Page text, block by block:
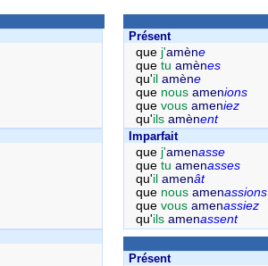
Présent
que j'amène
quetuamènes
qu'ilamène
que nousamenions
quevousameniez
qu'ilsamènent
Imparfait
que j'amenasse
quetuamenasses
qu'ilamenât
que nousamenassions
quevousamenassiez
qu'ilsamenassent
Présent